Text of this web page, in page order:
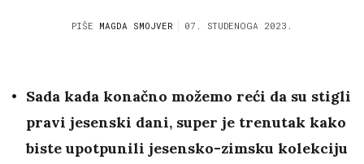
PIŠE MAGDA SMOJVER 07. STUDENOGA 2023.
Sada kada konačno možemo reći da su stigli
pravi jesenski dani, super je trenutak kako
biste upotpunili jesensko-zimsku kolekciju